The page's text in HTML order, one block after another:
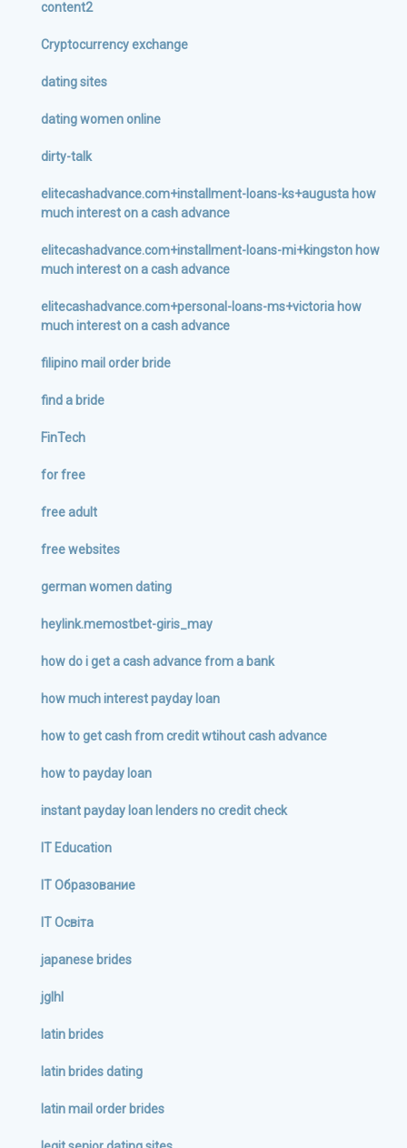
content2
Cryptocurrency exchange
dating sites
dating women online
dirty-talk
elitecashadvance.com+installment-loans-ks+augusta how
much interest on a cash advance
elitecashadvance.com+installment-loans-mi+kingston how
much interest on a cash advance
elitecashadvance.com+personal-loans-ms+victoria how
much interest on a cash advance
filipino mail order bride
find a bride
FinTech
for free
free adult
free websites
german women dating
heylink.memostbet-giris_may
how do i get a cash advance from a bank
how much interest payday loan
how to get cash from credit wtihout cash advance
how to payday loan
instant payday loan lenders no credit check
IT Education
IT Образование
IT Освіта
japanese brides
jglhl
latin brides
latin brides dating
latin mail order brides